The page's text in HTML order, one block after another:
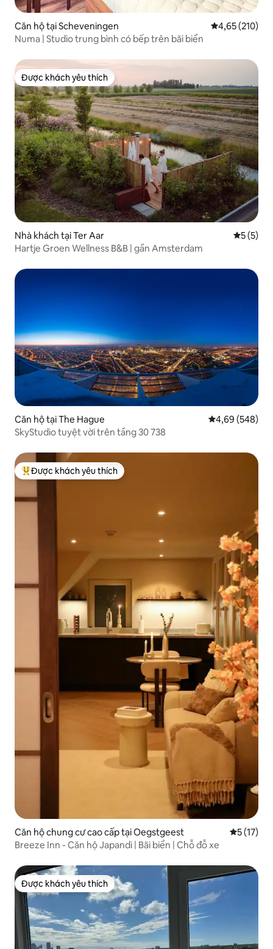
Căn hộ tại Scheveningen Xếp hạng
4,65 (210)
Numa | Studio trung bình có bếp trên bãi biển
Được khách yêu thích
Được khách yêu thích
Nhà khách tại Ter Aar Xếp5 (5)
Hartje Groen Wellness B&B | gần Amsterdam
Căn hộ tại The Hague Xếp hạng
4,69 (548)
SkyStudio tuyệt vời trên tầng 30 738
Được khách yêu thích nhất
Được khách yêu thích
Căn hộ chung cư cao cấp tại Oegstgeest Xếp hạng
5 (17)
Breeze Inn - Căn hộ Japandi | Bãi biển | Chỗ đỗ xe
Được khách yêu thích
Được khách yêu thích